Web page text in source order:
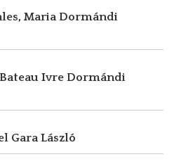
MariaDormándi
Ivre Dormándi
Gara László